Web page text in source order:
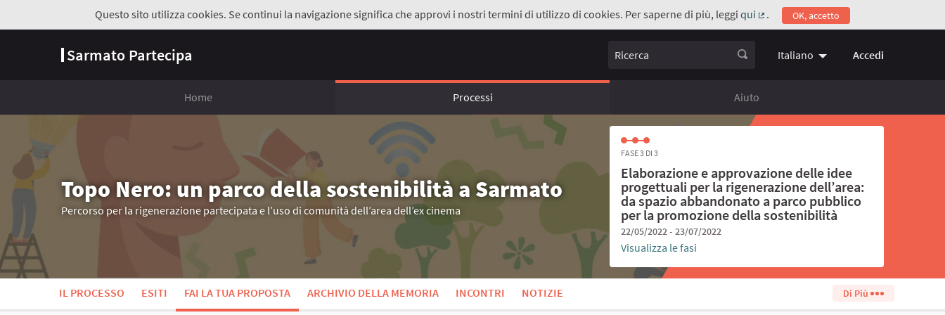
Questo sito utilizza cookies. Se continui la navigazione significa che approvi i nostri termini di utilizzo di cookies. Per saperne di più, leggi qui
(Collegamento esterno)
. OK, accetto
Sarmato Partecipa Ricerca Italiano Choose language
Accedi
Home Processi Aiuto
Topo Nero: un parco della sostenibilità a Sarmato
Percorso per la rigenerazione partecipata e l’uso di comunità dell’area dell’ex cinema
FASE 3 DI 3
Elaborazione e approvazione delle idee
progettuali per la rigenerazione dell’area:
da spazio abbandonato a parco pubblico
per la promozione della sostenibilità
22/05/2022 - 23/07/2022
Visualizza le fasi
IL PROCESSO ESITI FAI LA TUA PROPOSTA ARCHIVIO DELLA MEMORIA INCONTRI NOTIZIE Di Più